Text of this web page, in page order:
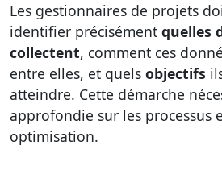
Les gestionnaires de projets
identifier précisément quelles
collectent, comment ces
entre elles, et quels objectifs
atteindre. Cette démarche
approfondie sur les processus
optimisation.